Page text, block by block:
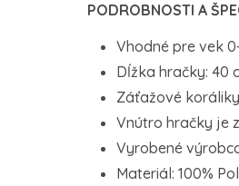
PODROBNOSTI A
Vhodné pre vek
Dĺžka hračky: 40
Záťažové
Vnútro hračky je
Vyrobené
Materiál: 100%